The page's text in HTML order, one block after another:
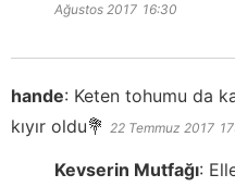
Ağustos 2017 16:30
hande: Keten tohumu da
kıyır oldu💐 22 Temmuz 2017
Kevserin Mutfağı: